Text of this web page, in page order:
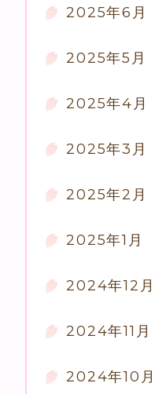
2025年6月
2025年5月
2025年4月
2025年3月
2025年2月
2025年1月
2024年12月
2024年11月
2024年10月